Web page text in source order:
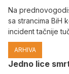
Na
sa strancima BiH
incident tačnije
ARHIVA
Јedno lice